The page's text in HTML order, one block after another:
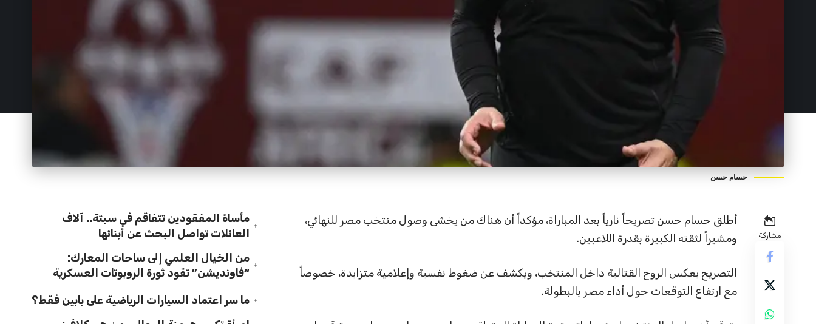
حسام حسن
مشاركة
أطلق حسام حسن تصريحاً نارياً بعد المباراة، مؤكداً أن هناك من يخشى وصول منتخب مصر للنهائي،
ومشيراً لثقته الكبيرة بقدرة اللاعبين.
التصريح يعكس الروح القتالية داخل المنتخب، ويكشف عن ضغوط نفسية وإعلامية متزايدة، خصوصاً
مع ارتفاع التوقعات حول أداء مصر بالبطولة.
مأساة المفقودين تتفاقم في سبتة.. آلاف
العائلات تواصل البحث عن أبنائها
من الخيال العلمي إلى ساحات المعارك:
“فاونديشن” تقود ثورة الروبوتات العسكرية
ما سر اعتماد السيارات الرياضية على بابين فقط؟